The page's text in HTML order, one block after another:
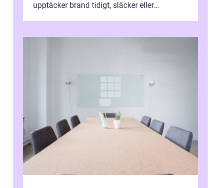
upptäcker brand tidigt, släcker eller